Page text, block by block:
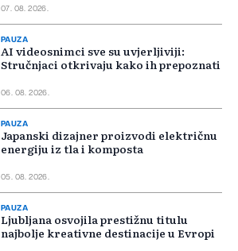
07. 08. 2026.
PAUZA
AI videosnimci sve su uvjerljiviji:
Stručnjaci otkrivaju kako ih prepoznati
06. 08. 2026.
PAUZA
Japanski dizajner proizvodi električnu
energiju iz tla i komposta
05. 08. 2026.
PAUZA
Ljubljana osvojila prestižnu titulu
najbolje kreativne destinacije u Evropi